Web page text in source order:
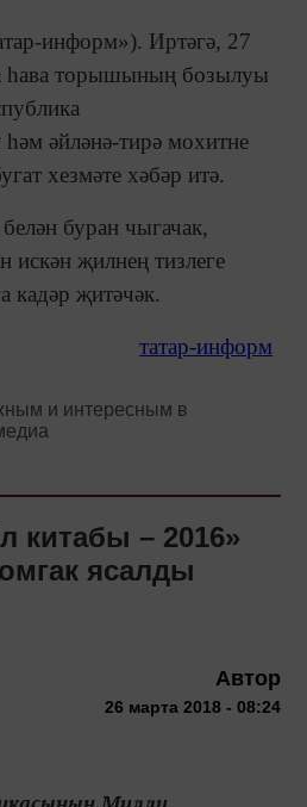
информ»). Иртәгә, 27
һава торышының бозылуы
әйләнә-тирә мохитне
хезмәте хәбәр итә.
буран чыгачак,
искән җилнең тизлеге
кадәр җитәчәк.
татар-информ
и интересным в
китабы – 2016»
ясалды
Автор
26 марта 2018 - 08:24